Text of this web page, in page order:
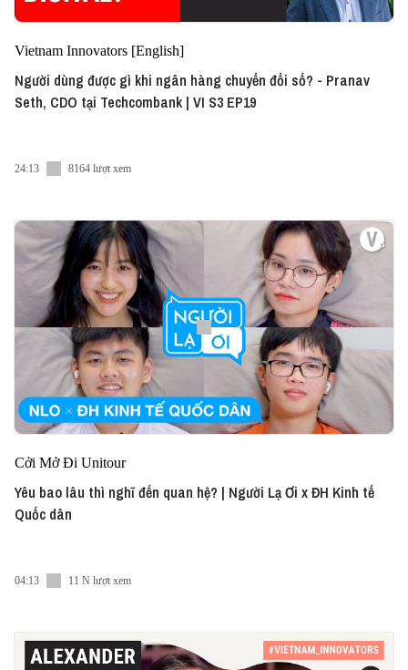
Vietnam Innovators [English]
Người dùng được gì khi ngân hàng chuyển đổi số? - Pranav
Seth, CDO tại Techcombank | VI S3 EP19
24:13 8164 lượt xem
Cởi Mở Đi Unitour
Yêu bao lâu thì nghĩ đến quan hệ? | Người Lạ Ơi x ĐH Kinh tế
Quốc dân
04:13 11 N lượt xem